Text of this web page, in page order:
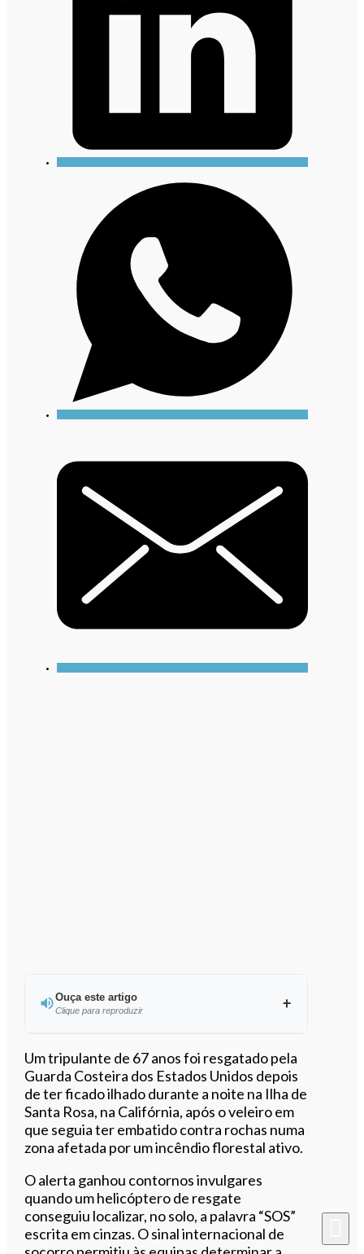
Ouça este artigo
Clique para reproduzir
0:00/2:31
Um tripulante de 67 anos foi resgatado pela
Guarda Costeira dos Estados Unidos depois
de ter ficado ilhado durante a noite na Ilha de
Santa Rosa, na Califórnia, após o veleiro em
que seguia ter embatido contra rochas numa
zona afetada por um incêndio florestal ativo.
O alerta ganhou contornos invulgares
quando um helicóptero de resgate
conseguiu localizar, no solo, a palavra “SOS”
escrita em cinzas. O sinal internacional de